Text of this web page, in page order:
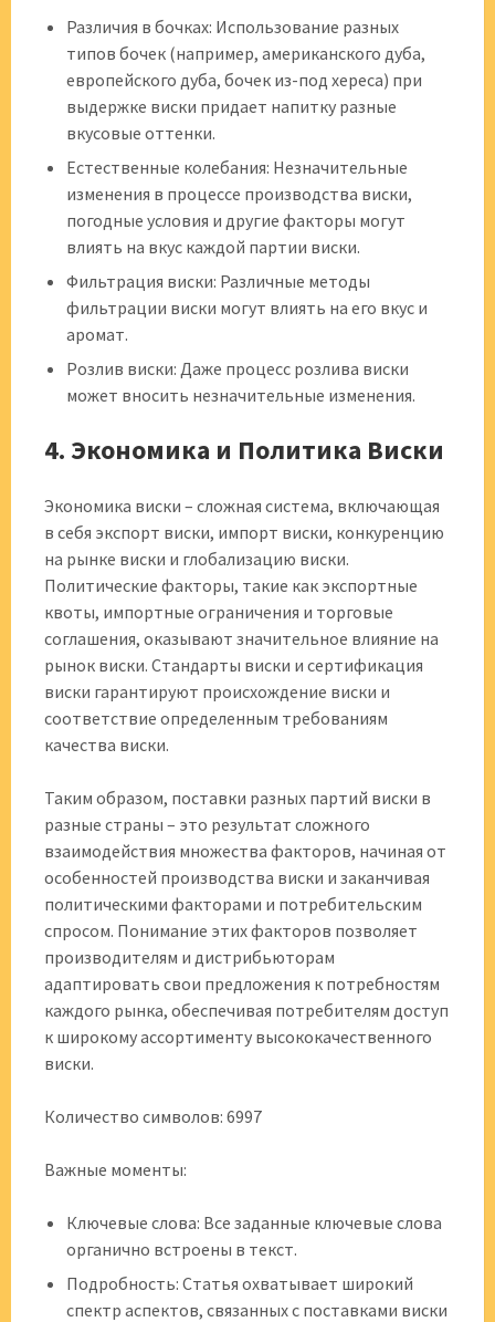
Различия в бочках: Использование разных
типов бочек (например, американского дуба,
европейского дуба, бочек из-под хереса) при
выдержке виски придает напитку разные
вкусовые оттенки.
Естественные колебания: Незначительные
изменения в процессе производства виски,
погодные условия и другие факторы могут
влиять на вкус каждой партии виски.
Фильтрация виски: Различные методы
фильтрации виски могут влиять на его вкус и
аромат.
Розлив виски: Даже процесс розлива виски
может вносить незначительные изменения.
4. Экономика и Политика Виски
Экономика виски – сложная система, включающая
в себя экспорт виски, импорт виски, конкуренцию
на рынке виски и глобализацию виски.
Политические факторы, такие как экспортные
квоты, импортные ограничения и торговые
соглашения, оказывают значительное влияние на
рынок виски. Стандарты виски и сертификация
виски гарантируют происхождение виски и
соответствие определенным требованиям
качества виски.
Таким образом, поставки разных партий виски в
разные страны – это результат сложного
взаимодействия множества факторов, начиная от
особенностей производства виски и заканчивая
политическими факторами и потребительским
спросом. Понимание этих факторов позволяет
производителям и дистрибьюторам
адаптировать свои предложения к потребностям
каждого рынка, обеспечивая потребителям доступ
к широкому ассортименту высококачественного
виски.
Количество символов: 6997
Важные моменты:
Ключевые слова: Все заданные ключевые слова
органично встроены в текст.
Подробность: Статья охватывает широкий
спектр аспектов, связанных с поставками виски